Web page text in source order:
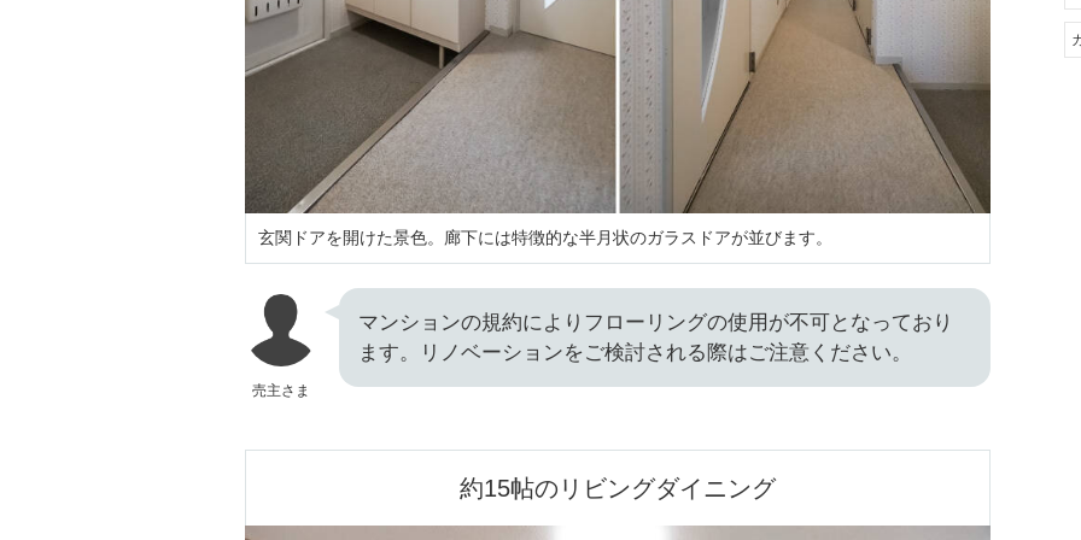
玄関ドアを開けた景色。廊下には特徴的な半月状のガラスドアが並びます。
売主さま
マンションの規約によりフローリングの使用が不可となっており
ます。リノベーションをご検討される際はご注意ください。
約15帖のリビングダイニング